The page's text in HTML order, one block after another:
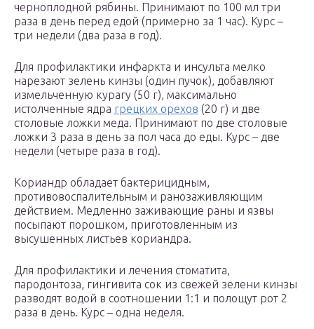
черноплодной рябины. Принимают по 100 мл три
раза в день перед едой (примерно за 1 час). Курс –
три недели (два раза в год).
Для профилактики инфаркта и инсульта мелко
нарезают зелень кинзы (один пучок), добавляют
измельченную курагу (50 г), максимально
истолченные ядра грецких орехов (20 г) и две
столовые ложки меда. Принимают по две столовые
ложки 3 раза в день за пол часа до еды. Курс – две
недели (четыре раза в год).
Кориандр обладает бактерицидным,
противовоспалительным и ранозаживляющим
действием. Медленно заживающие раны и язвы
посыпают порошком, приготовленным из
высушенных листьев кориандра.
Для профилактики и лечения стоматита,
пародонтоза, гингивита сок из свежей зелени кинзы
разводят водой в соотношении 1:1 и полощут рот 2
раза в день. Курс – одна неделя.